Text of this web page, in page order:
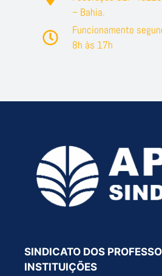
– Bahia.
Funcionamento
8h às 17h
SINDICATO DOS
INSTITUIÇÕES